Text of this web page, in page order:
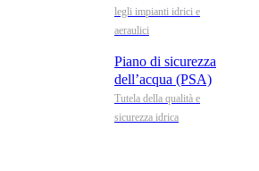
legli impianti idrici e
aeraulici
Piano di sicurezza
dell’acqua (PSA)
Tutela della qualità e
sicurezza idrica